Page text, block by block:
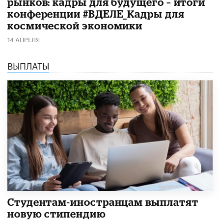
конференции #ВДЕЛЕ_Кадры для
космической экономики
14 АПРЕЛЯ
ВЫПЛАТЫ
Студентам-иностранцам выплатят
новую стипендию